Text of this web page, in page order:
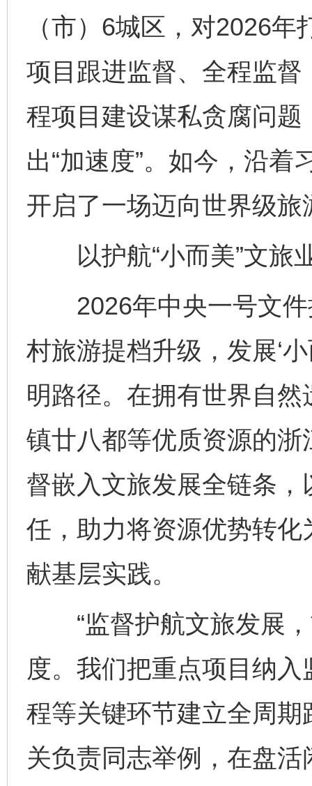
（市）6城区，对2026
项目跟进监督、全程监
程项目建设谋私贪腐问
出“加速度”。如今，沿
开启了一场迈向世界级
以护航“小而美”文旅
2026年中央一号文件
村旅游提档升级，发展‘
明路径。在拥有世界自
镇廿八都等优质资源的
督嵌入文旅发展全链条
任，助力将资源优势转
献基层实践。
“监督护航文旅发展，
度。我们把重点项目纳
程等关键环节建立全周期
关负责同志举例，在盘